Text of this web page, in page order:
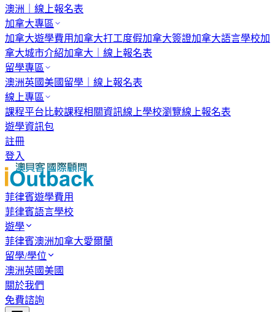
澳洲｜線上報名表
加拿大專區
加拿大遊學費用加拿大打工度假加拿大簽證加拿大語言學校加
拿大城市介紹加拿大｜線上報名表
留學專區
澳洲英國美國 留學｜線上報名表
線上專區
課程平台比較課程相關資訊線上學校瀏覽線上報名表
遊學資訊包
註冊
登入
菲律賓遊學費用
菲律賓語言學校
遊學
菲律賓澳洲加拿大愛爾蘭
留學/學位
澳洲英國美國
關於我們
免費諮詢